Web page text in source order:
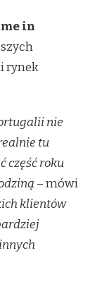
in
rynek
nie
tu
część roku
– mówi
klientów